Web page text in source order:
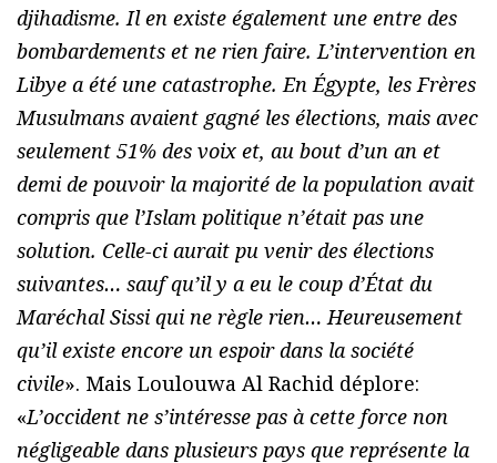
djihadisme. Il en existe également une entre des
bombardements et ne rien faire. L’intervention en
Libye a été une catastrophe. En Égypte, les Frères
Musulmans avaient gagné les élections, mais avec
seulement 51% des voix et, au bout d’un an et
demi de pouvoir la majorité de la population avait
compris que l’Islam politique n’était pas une
solution. Celle-ci aurait pu venir des élections
suivantes… sauf qu’il y a eu le coup d’État du
Maréchal Sissi qui ne règle rien… Heureusement
qu’il existe encore un espoir dans la société
civile». Mais Loulouwa Al Rachid déplore:
«L’occident ne s’intéresse pas à cette force non
négligeable dans plusieurs pays que représente la